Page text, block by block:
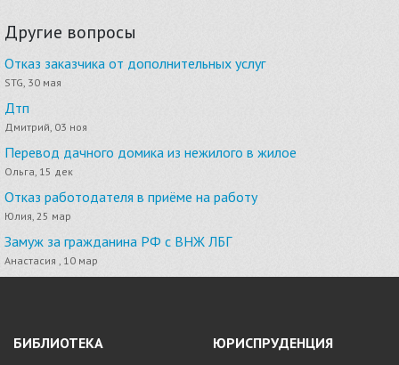
Другие вопросы
Отказ заказчика от дополнительных услуг
STG, 30 мая
Дтп
Дмитрий, 03 ноя
Перевод дачного домика из нежилого в жилое
Ольга, 15 дек
Отказ работодателя в приёме на работу
Юлия, 25 мар
Замуж за гражданина РФ с ВНЖ ЛБГ
Анастасия , 10 мар
БИБЛИОТЕКА ЮРИСПРУДЕНЦИЯ